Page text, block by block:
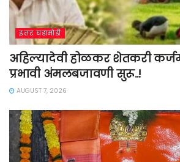
इतर घडामोडी
अहिल्यादेवी होळकर शेतकरी
प्रभावी अंमलबजावणी सुरू..!
AUGUST 7, 2026